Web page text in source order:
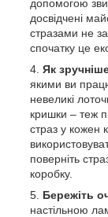
допомогою
досвідчені
стразами не
спочатку це
Як
якими ви
невеликі
кришки – теж
страз у
поверніть
коробку.
Бережіть
настільною